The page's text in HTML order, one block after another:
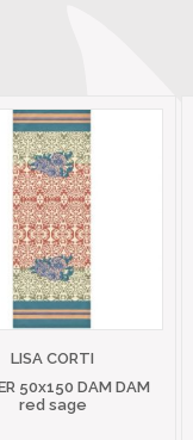
LISA CORTI
50x150 DAM DAM
red sage